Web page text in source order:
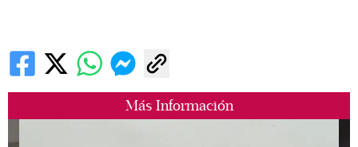
Más Información